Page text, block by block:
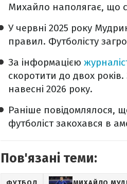
Михайло наполягає, що
У червні 2025 року
правил. Футболісту
За інформацією
скоротити до двох
навесні 2026 року.
Раніше повідомлялося,
футболіст закохався в
Пов'язані теми: